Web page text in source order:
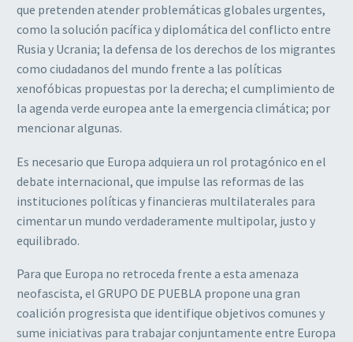
que pretenden atender problemáticas globales urgentes,
como la solución pacífica y diplomática del conflicto entre
Rusia y Ucrania; la defensa de los derechos de los migrantes
como ciudadanos del mundo frente a las políticas
xenofóbicas propuestas por la derecha; el cumplimiento de
la agenda verde europea ante la emergencia climática; por
mencionar algunas.
Es necesario que Europa adquiera un rol protagónico en el
debate internacional, que impulse las reformas de las
instituciones políticas y financieras multilaterales para
cimentar un mundo verdaderamente multipolar, justo y
equilibrado.
Para que Europa no retroceda frente a esta amenaza
neofascista, el GRUPO DE PUEBLA propone una gran
coalición progresista que identifique objetivos comunes y
sume iniciativas para trabajar conjuntamente entre Europa